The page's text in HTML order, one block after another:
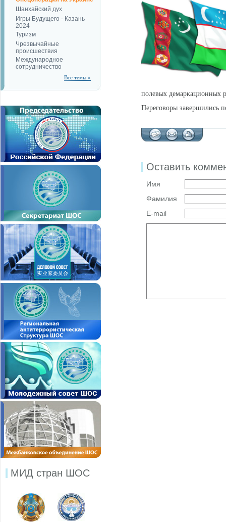
Шанхайский дух
Игры Будущего - Казань
2024
Туризм
Чрезвычайные
происшествия
Международное
сотрудничество
Все темы »
МИД стран ШОС
полевых демаркационных
Переговоры завершились
Оставить
Имя
Фамилия
E-mail